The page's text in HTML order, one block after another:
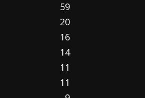
59
20
16
14
11
11